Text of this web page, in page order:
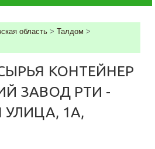
область > Талдом >
КОНТЕЙНЕР
ЗАВОД РТИ -
1А,